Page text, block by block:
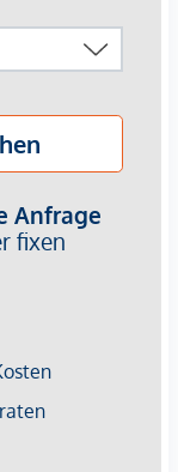
zzgl. USt und
durch die
zur Verfügung,
(sofern